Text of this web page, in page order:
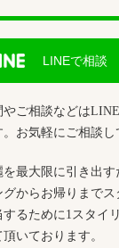
LINEで相談
やご相談などは
お気軽にご相談し
最大限に引き出す
グからお帰りまで
るために1スタイ
いております。